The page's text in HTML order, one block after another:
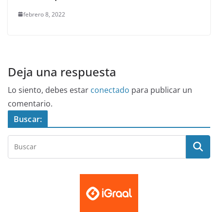
febrero 8, 2022
Deja una respuesta
Lo siento, debes estar conectado para publicar un
comentario.
Buscar: